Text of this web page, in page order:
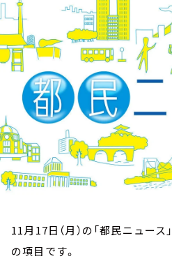
イベント・グッズ
YouTube
会社情報
11月17日（月）の「都民ニュー
の項目です。